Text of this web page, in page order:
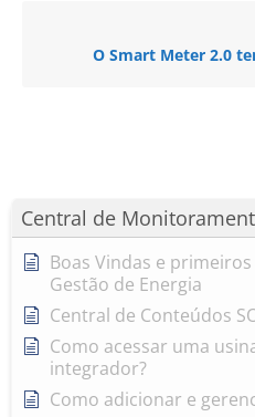
Central de
Boas Vindas e
Gestão de Energia
Central de Conteúdos
Como acessar uma
integrador?
Como adicionar e
O Smart Meter 2.0